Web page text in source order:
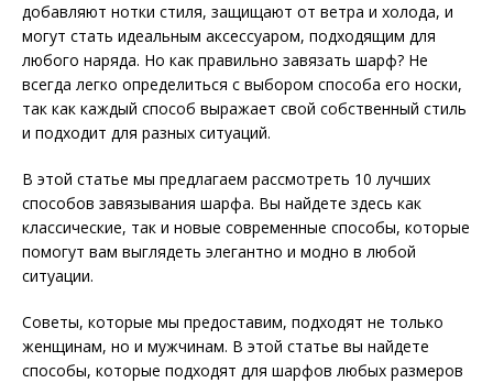
добавляют нотки стиля, защищают от ветра и холода, и
могут стать идеальным аксессуаром, подходящим для
любого наряда. Но как правильно завязать шарф? Не
всегда легко определиться с выбором способа его носки,
так как каждый способ выражает свой собственный стиль
и подходит для разных ситуаций.
В этой статье мы предлагаем рассмотреть 10 лучших
способов завязывания шарфа. Вы найдете здесь как
классические, так и новые современные способы, которые
помогут вам выглядеть элегантно и модно в любой
ситуации.
Советы, которые мы предоставим, подходят не только
женщинам, но и мужчинам. В этой статье вы найдете
способы, которые подходят для шарфов любых размеров